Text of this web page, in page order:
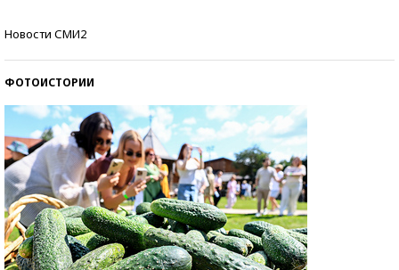
Новости СМИ2
ФОТОИСТОРИИ